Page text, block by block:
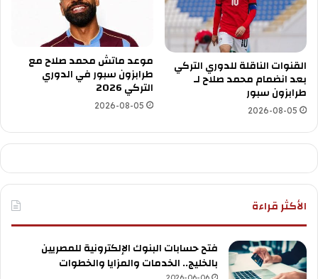
القنوات الناقلة للدوري التركي
بعد انضمام محمد صلاح لـ
طرابزون سبور
2026-08-05
موعد ماتش محمد صلاح مع
طرابزون سبور في الدوري
التركي 2026
2026-08-05
الأكثر قراءة
فتح حسابات البنوك الإلكترونية للمصريين
بالخليج.. الخدمات والمزايا والخطوات